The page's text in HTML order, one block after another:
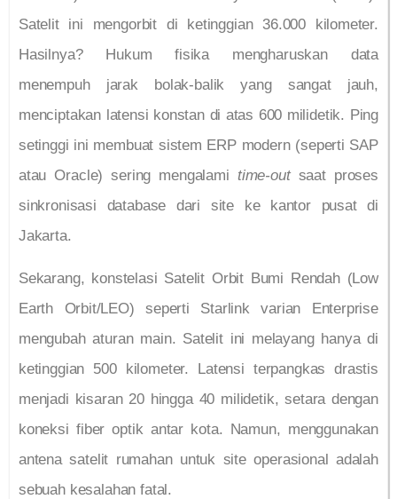
Satelit ini mengorbit di ketinggian 36.000 kilometer.
Hasilnya? Hukum fisika mengharuskan data
menempuh jarak bolak-balik yang sangat jauh,
menciptakan latensi konstan di atas 600 milidetik. Ping
setinggi ini membuat sistem ERP modern (seperti SAP
atau Oracle) sering mengalami time-outsaat proses
sinkronisasi database dari site ke kantor pusat di
Jakarta.
Sekarang, konstelasi Satelit Orbit Bumi Rendah (Low
Earth Orbit/LEO) seperti Starlink varian Enterprise
mengubah aturan main. Satelit ini melayang hanya di
ketinggian 500 kilometer. Latensi terpangkas drastis
menjadi kisaran 20 hingga 40 milidetik, setara dengan
koneksi fiber optik antar kota. Namun, menggunakan
antena satelit rumahan untuk site operasional adalah
sebuah kesalahan fatal.